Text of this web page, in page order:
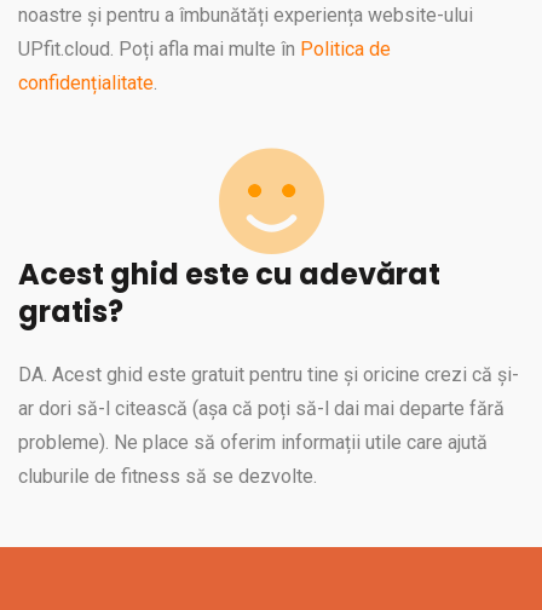
noastre și pentru a îmbunătăți experiența website-ului
UPfit.cloud. Poți afla mai multe în Politica de
confidențialitate.
Acest ghid este cu adevărat
gratis?
DA. Acest ghid este gratuit pentru tine și oricine crezi că și-
ar dori să-l citească (așa că poți să-l dai mai departe fără
probleme). Ne place să oferim informații utile care ajută
cluburile de fitness să se dezvolte.